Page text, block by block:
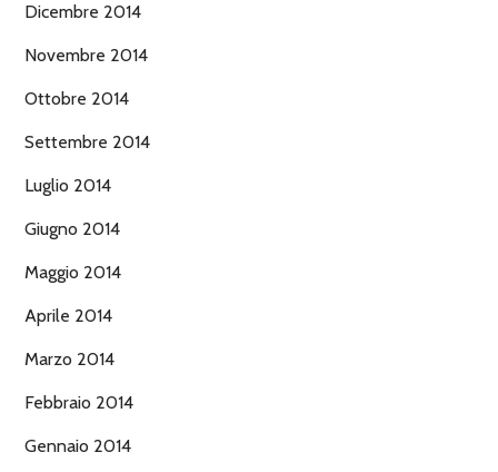
Dicembre 2014
Novembre 2014
Ottobre 2014
Settembre 2014
Luglio 2014
Giugno 2014
Maggio 2014
Aprile 2014
Marzo 2014
Febbraio 2014
Gennaio 2014